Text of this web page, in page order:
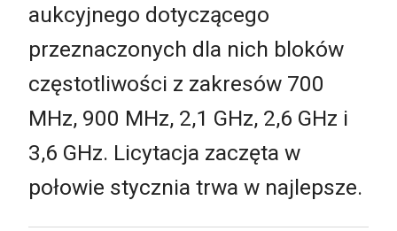
aukcyjnego dotyczącego
przeznaczonych dla nich bloków
częstotliwości z zakresów 700
MHz, 900 MHz, 2,1 GHz, 2,6 GHz i
3,6 GHz. Licytacja zaczęta w
połowie stycznia trwa w najlepsze.